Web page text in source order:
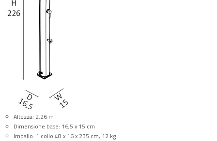
Altezza: 2,26 m
Dimensione base: 16,5 x 15 cm
Imballo: 1 collo 48 x 16 x 235 cm, 12 kg